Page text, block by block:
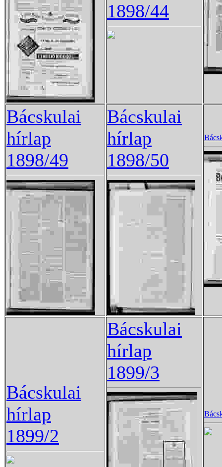
1898/44
Bácskulai
hírlap
1898/49
Bácskulai
hírlap
1898/50
Bácskulai
hírlap
1899/2
Bácskulai
hírlap
1899/3